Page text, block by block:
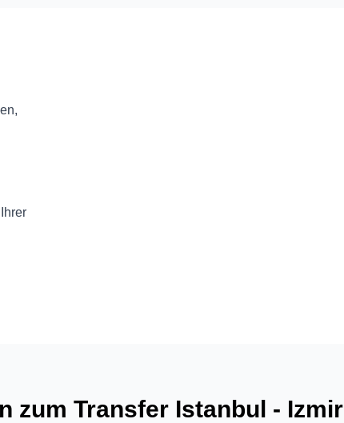
zum Transfer Istanbul - Izmir